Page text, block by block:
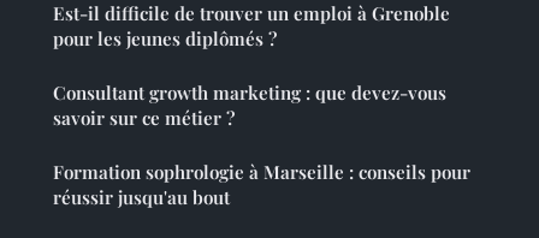
Est-il difficile de trouver un emploi à Grenoble
pour les jeunes diplômés ?
Consultant growth marketing : que devez-vous
savoir sur ce métier ?
Formation sophrologie à Marseille : conseils pour
réussir jusqu'au bout